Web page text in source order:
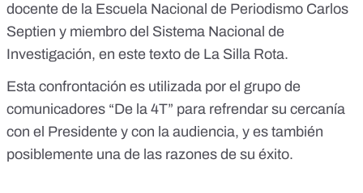
docente de la Escuela Nacional de Periodismo Carlos
Septien y miembro del Sistema Nacional de
Investigación, en este texto de La Silla Rota.
Esta confrontación es utilizada por el grupo de
comunicadores “De la 4T” para refrendar su cercanía
con el Presidente y con la audiencia, y es también
posiblemente una de las razones de su éxito.